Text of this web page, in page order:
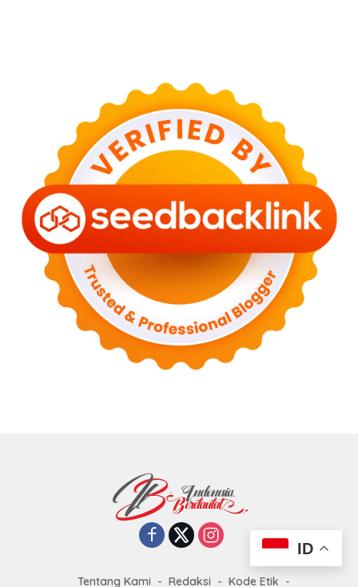
Tentang Kami Redaksi Kode Etik
ID